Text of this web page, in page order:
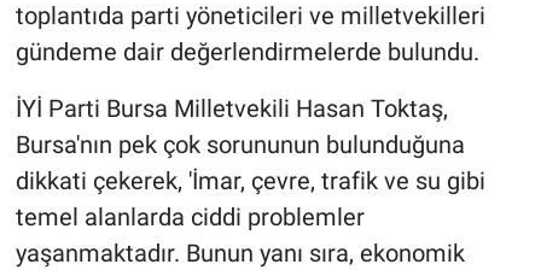
toplantıda parti yöneticileri ve milletvekilleri
gündeme dair değerlendirmelerde bulundu.
İYİ Parti Bursa Milletvekili Hasan Toktaş,
Bursa'nın pek çok sorununun bulunduğuna
dikkati çekerek, 'İmar, çevre, trafik ve su gibi
temel alanlarda ciddi problemler
yaşanmaktadır. Bunun yanı sıra, ekonomik